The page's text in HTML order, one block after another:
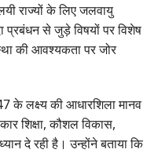
राज्यों के लिए जलवायु
प्रबंधन से जुड़े विषयों पर विशेष
की आवश्यकता पर जोर
के लक्ष्य की आधारशिला मानव
शिक्षा, कौशल विकास,
दे रही है। उन्होंने बताया कि